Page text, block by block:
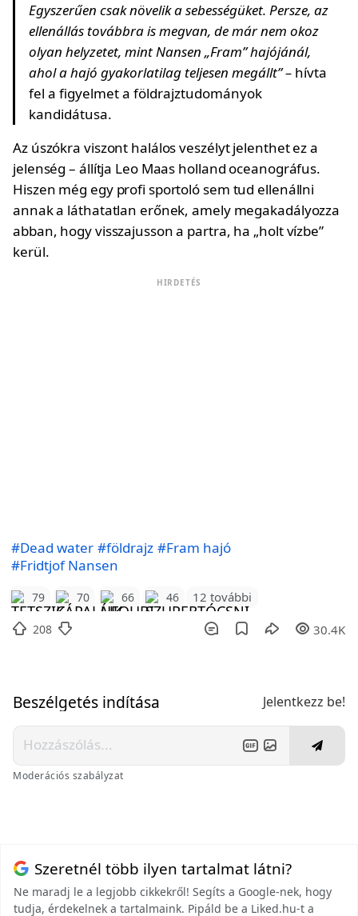
Egyszerűen csak növelik a sebességüket. Persze, az
ellenállás továbbra is megvan, de már nem okoz
olyan helyzetet, mint Nansen „Fram” hajójánál,
ahol a hajó gyakorlatilag teljesen megállt” – hívta
fel a figyelmet a földrajztudományok
kandidátusa.
Az úszókra viszont halálos veszélyt jelenthet ez a
jelenség – állítja Leo Maas holland oceanográfus.
Hiszen még egy profi sportoló sem tud ellenállni
annak a láthatatlan erőnek, amely megakadályozza
abban, hogy visszajusson a partra, ha „holt vízbe”
kerül.
HIRDETÉS
#Dead water #földrajz #Fram hajó
#Fridtjof Nansen
79 70 66 46 12 további
208 30.4K
Beszélgetés indítása Jelentkezz be!
Moderációs szabályzat
Szeretnél több ilyen tartalmat látni?
Ne maradj le a legjobb cikkekről! Segíts a Google-nek, hogy
tudja, érdekelnek a tartalmaink. Pipáld be a Liked.hu-t a